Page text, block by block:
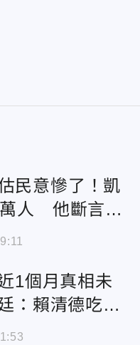
民意慘了！凱
人 他斷言賴
1個月真相未
：賴清德吃狗
安還快